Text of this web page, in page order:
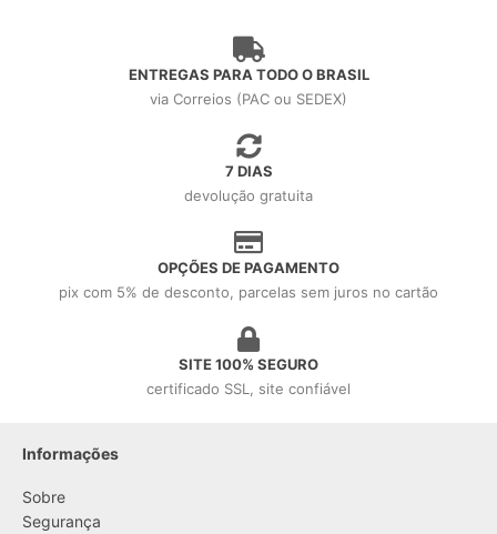
ENTREGAS PARA TODO O BRASIL
via Correios (PAC ou SEDEX)
7 DIAS
devolução gratuita
OPÇÕES DE PAGAMENTO
pix com 5% de desconto, parcelas sem juros no cartão
SITE 100% SEGURO
certificado SSL, site confiável
Informações
Sobre
Segurança